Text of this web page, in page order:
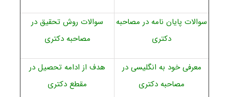
سوالات پایان نامه در مصاحبه
دکتری
سوالات روش تحقیق در
مصاحبه دکتری
معرفی خود به انگلیسی در
مصاحبه دکتری
هدف از ادامه تحصیل در
مقطع دکتری